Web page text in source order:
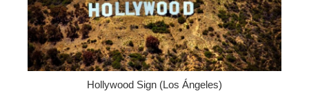
Hollywood Sign (Los Ángeles)